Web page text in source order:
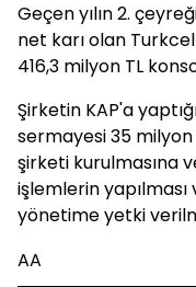
Geçen yılın 2.
net karı olan
416,3 milyon TL
Şirketin KAP'a
sermayesi 35
şirketi kurulmasına
işlemlerin yapılması
yönetime yetki
AA